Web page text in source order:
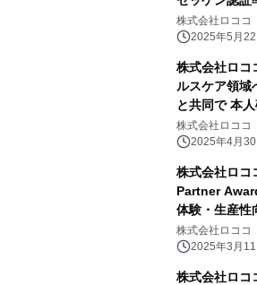
ツ競技記録の
マラソンにて
株式会社ロココ
2025年5月
株式会社ロコ
ルスケア領
と共同で 本
ビスを実現！
株式会社ロココ
2025年4月
株式会社ロ
Partner
体験・生産性
「Employee
the Year」を2
株式会社ロココ
2025年3月
株式会社ロコ